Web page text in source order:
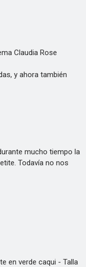
Claudia Rose
y ahora también
mucho tiempo la
Todavía no nos
en verde caqui - Talla